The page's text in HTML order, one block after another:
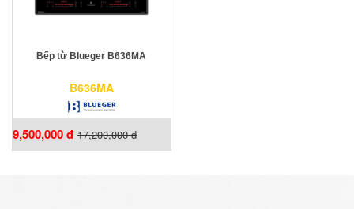
Bếp từ Blueger B636MA
B636MA
9,500,000 đ 17,200,000 đ